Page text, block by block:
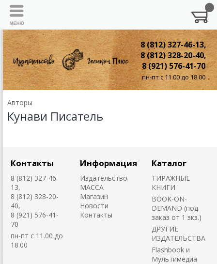
8 (812) 327-46-13,
8 (812) 328-20-40,
8 (921) 576-41-70
пн-пт с 11.00 до 18.00
Авторы
Кунави Писатель
Контакты
8 (812) 327-46-
13,
8 (812) 328-20-
40,
8 (921) 576-41-
70
пн-пт с 11.00 до
18.00
Информация
Издательство
MACCA
Магазин
Новости
Контакты
Каталог
ТИРАЖНЫЕ
КНИГИ
BOOK-ON-
DEMAND (под
заказ от 1 экз.)
ДРУГИЕ
ИЗДАТЕЛЬСТВА
Flashbook и
Мультимедиа